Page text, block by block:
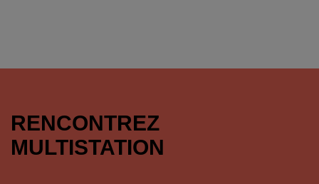
RENCONTREZ
MULTISTATION